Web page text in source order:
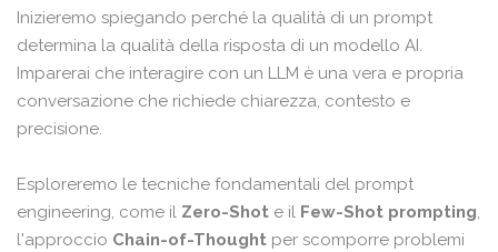
Inizieremo spiegando perché la qualità di un prompt
determina la qualità della risposta di un modello AI.
Imparerai che interagire con un LLM è una vera e propria
conversazione che richiede chiarezza, contesto e
precisione.
Esploreremo le tecniche fondamentali del prompt
engineering, come il Zero-Shot e il Few-Shot prompting,
l'approccio Chain-of-Thought per scomporre problemi